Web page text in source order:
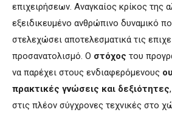
επιχειρήσεων. Αναγκαίος κρίκος της
εξειδικευμένο ανθρώπινο δυναμικό
στελεχώσει αποτελεσματικά τις
προσανατολισμό. Ο στόχος του
να παρέχει στους ενδιαφερόμενους
πρακτικές γνώσεις και δεξιότητες
στις πλέον σύγχρονες τεχνικές στο